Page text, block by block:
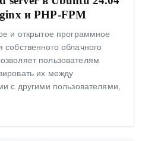
и PHP-FPM
и открытое программное
облачного
пользователям
их между
с другими пользователями,